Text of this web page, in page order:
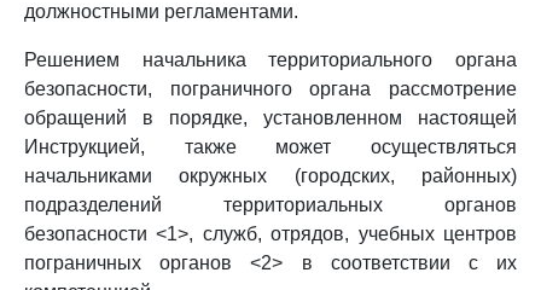
должностными регламентами.
Решением начальника территориального органа
безопасности, пограничного органа рассмотрение
обращений в порядке, установленном настоящей
Инструкцией, также может осуществляться
начальниками окружных (городских, районных)
подразделений территориальных органов
безопасности <1>, служб, отрядов, учебных центров
пограничных органов <2> в соответствии с их